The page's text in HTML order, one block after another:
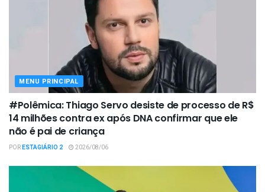
MENU PRINCIPAL
#Polêmica: Thiago Servo desiste de processo de R$
14 milhões contra ex após DNA confirmar que ele
não é pai de criança
PORESTAGIÁRIO 2 2026/08/06